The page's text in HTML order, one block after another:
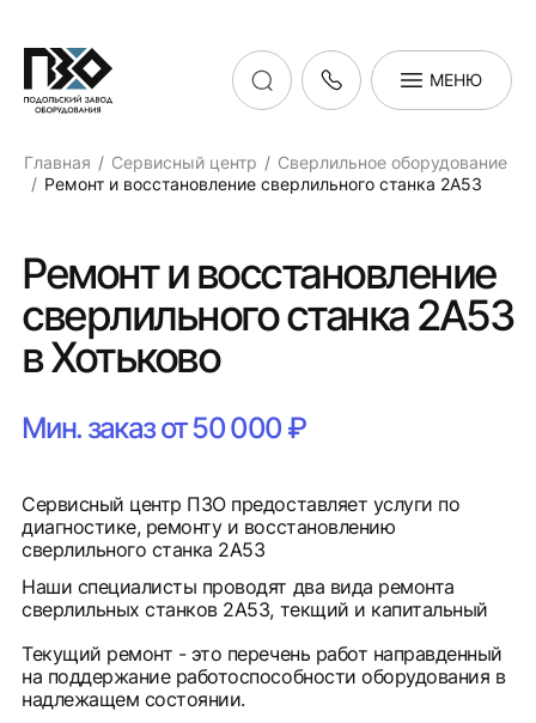
МЕНЮ
Главная Сервисный центр
Сверлильное оборудование
Ремонт и восстановление сверлильного станка 2А53
Ремонт и восстановление
сверлильного станка 2А53
в Хотьково
Мин. заказ от 50 000 ₽
Сервисный центр ПЗО предоставляет услуги по
диагностике, ремонту и восстановлению
сверлильного станка 2А53
Наши специалисты проводят два вида ремонта
сверлильных станков 2А53, текщий и капитальный
Текущий ремонт - это перечень работ направденный
на поддержание работоспособности оборудования в
надлежащем состоянии.